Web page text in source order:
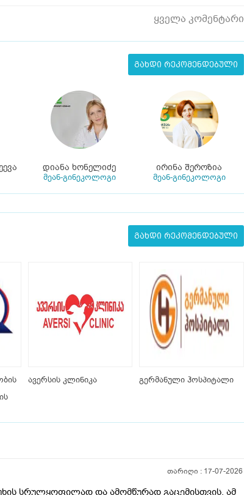
ყველა კომენტარი
გახდი რეკომენდებული
დიანა ხონელიძე
მეან-გინეკოლოგი
ირინა შეროზია
მეან-გინეკოლოგი
გახდი რეკომენდებული
ავერსის კლინიკა გერმანული ჰოსპიტალი
თარიღი : 17-07-2026
სრულყოფილად და ამომწურად გაცემისთვის. ამ